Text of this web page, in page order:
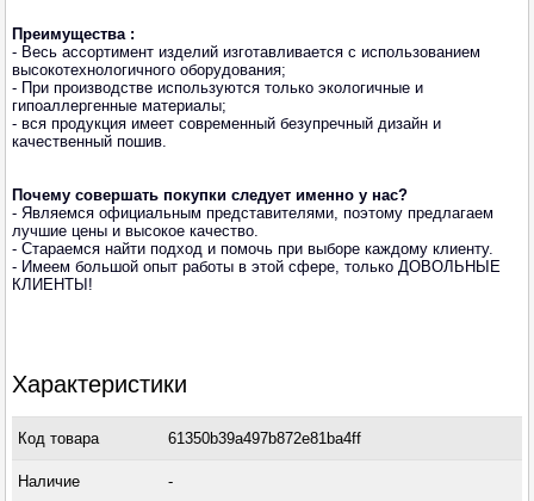
Преимущества :
- Весь ассортимент изделий изготавливается с использованием
высокотехнологичного оборудования;
- При производстве используются только экологичные и
гипоаллергенные материалы;
- вся продукция имеет современный безупречный дизайн и
качественный пошив.
Почему совершать покупки следует именно у нас?
- Являемся официальным представителями, поэтому предлагаем
лучшие цены и высокое качество.
- Стараемся найти подход и помочь при выборе каждому клиенту.
- Имеем большой опыт работы в этой сфере, только ДОВОЛЬНЫЕ
КЛИЕНТЫ!
Характеристики
Код товара 61350b39a497b872e81ba4ff
Наличие -